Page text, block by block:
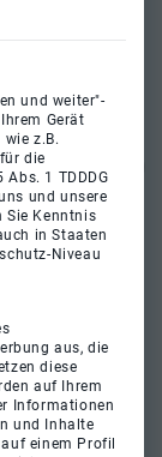
und weiter"-
Gerät
z.B.
die
1 TDDDG
und unsere
Sie Kenntnis
in Staaten
Niveau
aus, die
diese
auf Ihrem
Informationen
und Inhalte
einem Profil